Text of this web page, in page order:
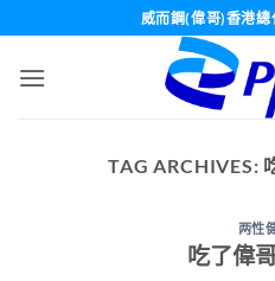
to
content
威而鋼(偉哥)香港
TAG ARCHIVES:
两性
吃了偉